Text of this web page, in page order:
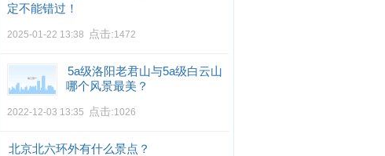
定不能错过！
2025-01-22 13:38 点击:1472
5a级洛阳老君山与5a级白云山
哪个风景最美？
2022-12-03 13:35 点击:1026
北京北六环外有什么景点？